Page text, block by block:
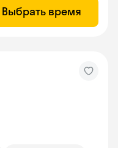
Выбрать время